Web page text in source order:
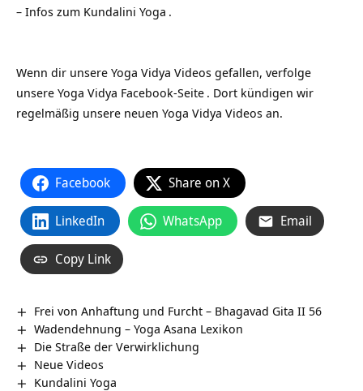
– Infos zum Kundalini Yoga .
Wenn dir unsere Yoga Vidya Videos gefallen, verfolge
unsere Yoga Vidya Facebook-Seite . Dort kündigen wir
regelmäßig unsere neuen Yoga Vidya Videos an.
Facebook Share on X
LinkedIn WhatsApp Email
Copy Link
Frei von Anhaftung und Furcht – Bhagavad Gita II 56
Wadendehnung – Yoga Asana Lexikon
Die Straße der Verwirklichung
Neue Videos
Kundalini Yoga